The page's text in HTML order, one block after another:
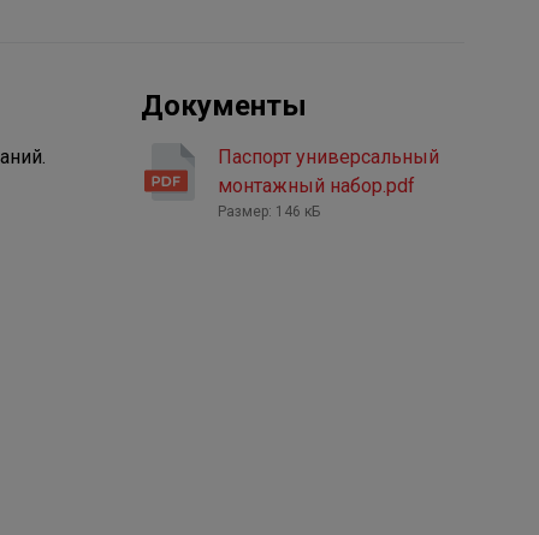
Документы
Паспорт универсальный
монтажный набор.pdf
Размер: 146 кБ